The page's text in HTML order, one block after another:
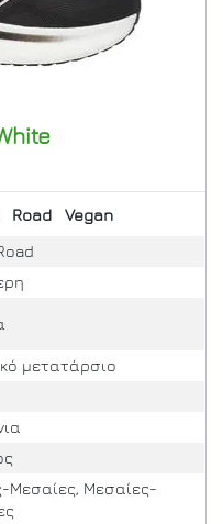
Road
Vegan
μετατάρσιο
Μεσαίες, Μεσαίες-